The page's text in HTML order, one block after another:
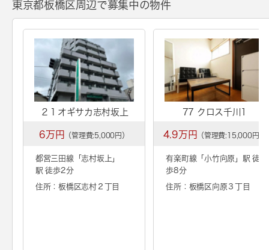
東京都板橋区周辺で募集中の物件
２１オギサカ志村坂上
6万円 （管理費:5,000円）
都営三田線「 志村坂上 」
駅 徒歩2分
住所：板橋区志村２丁目
77 クロス千川1
4.9万円 （管理費:15,000円）
有楽町線「小竹向原 」駅 徒
歩8分
住所：板橋区向原３丁目